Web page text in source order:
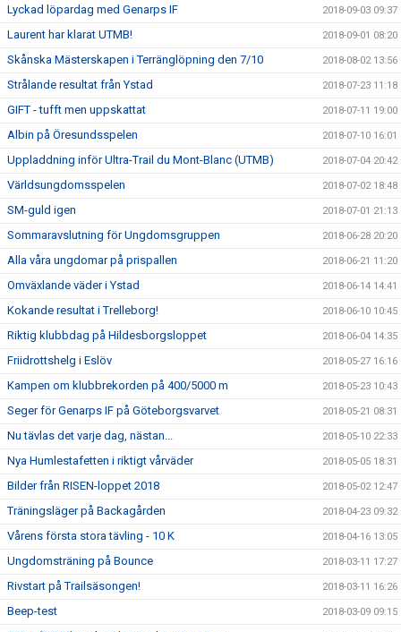
Lyckad löpardag med Genarps IF 2018-09-03 09:37
Laurent har klarat UTMB! 2018-09-01 08:20
Skånska Mästerskapen i Terränglöpning den 7/10 2018-08-02 13:56
Strålande resultat från Ystad 2018-07-23 11:18
GIFT - tufft men uppskattat 2018-07-11 19:00
Albin på Öresundsspelen 2018-07-10 16:01
Uppladdning inför Ultra-Trail du Mont-Blanc (UTMB) 2018-07-04 20:42
Världsungdomsspelen 2018-07-02 18:48
SM-guld igen 2018-07-01 21:13
Sommaravslutning för Ungdomsgruppen 2018-06-28 20:20
Alla våra ungdomar på prispallen 2018-06-21 11:20
Omväxlande väder i Ystad 2018-06-14 14:41
Kokande resultat i Trelleborg! 2018-06-10 10:45
Riktig klubbdag på Hildesborgsloppet 2018-06-04 14:35
Friidrottshelg i Eslöv 2018-05-27 16:16
Kampen om klubbrekorden på 400/5000 m 2018-05-23 10:43
Seger för Genarps IF på Göteborgsvarvet 2018-05-21 08:31
Nu tävlas det varje dag, nästan... 2018-05-10 22:33
Nya Humlestafetten i riktigt vårväder 2018-05-05 18:31
Bilder från RISEN-loppet 2018 2018-05-02 12:47
Träningsläger på Backagården 2018-04-23 09:32
Vårens första stora tävling - 10 K 2018-04-16 13:05
Ungdomsträning på Bounce 2018-03-11 17:27
Rivstart på Trailsäsongen! 2018-03-11 16:26
Beep-test 2018-03-09 09:15